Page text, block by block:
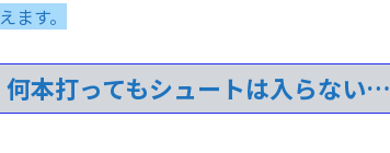
ます。
本打ってもシュートは入らない…